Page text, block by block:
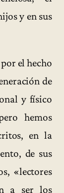
y en sus
el hecho
de
y físico
hemos
en la
de sus
«lectores
a ser los